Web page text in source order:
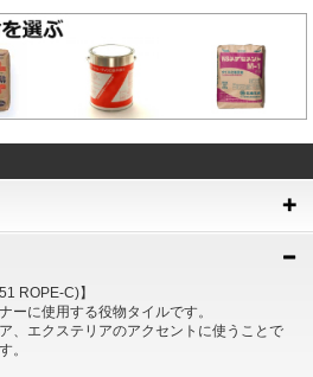
ROPE-C)】
ーに使用する役物タイルです。
、エクステリアのアクセントに使うことで
。